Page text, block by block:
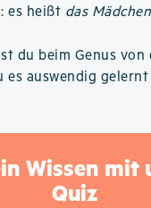
es heißt das Mädchen
du beim Genus von
es auswendig
Wissen mit
Quiz